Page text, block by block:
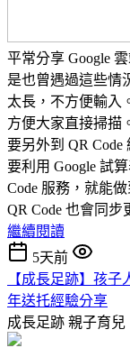
平常分享 Google
是也曾遇過這些情
太長，不方便輸入
方便大家直接掃描
要另外到 QR
要利用 Google 試
Code 服務，就能
QR Code 也會同步
繼續閱讀
5天前
【成長足跡】孩
年送托經驗分享
成長足跡 親子育兒